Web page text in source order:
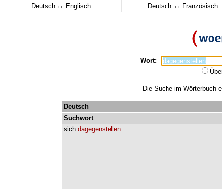
Deutsch ↔ Englisch Deutsch ↔ Französisch
Wort:
Die Suche im Wörterbuch
Deutsch
Suchwort
sich dagegenstellen